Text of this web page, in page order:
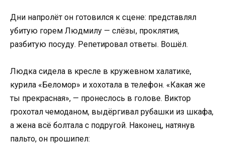
Дни напролёт он готовился к сцене: представлял
убитую горем Людмилу — слёзы, проклятия,
разбитую посуду. Репетировал ответы. Вошёл.
Людка сидела в кресле в кружевном халатике,
курила «Беломор» и хохотала в телефон. «Какая же
ты прекрасная», — пронеслось в голове. Виктор
грохотал чемоданом, выдёргивал рубашки из шкафа,
а жена всё болтала с подругой. Наконец, натянув
пальто, он прошипел: